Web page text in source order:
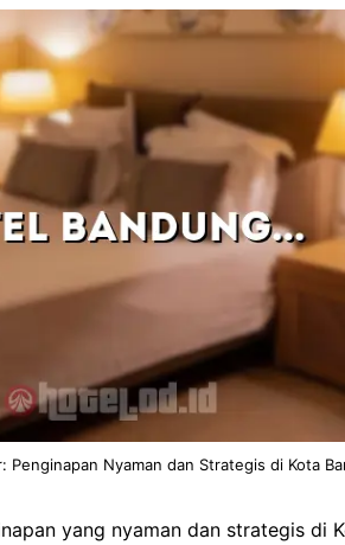
Penginapan Nyaman dan Strategis di Kota
yang nyaman dan strategis di